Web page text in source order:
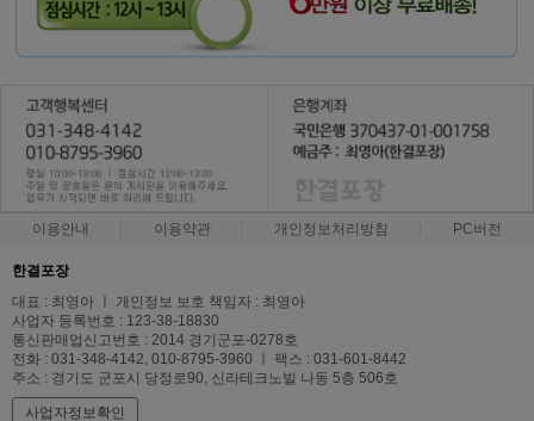
이용안내 이용약관 개인정보처리방침 PC버전
한결포장
대표 : 최영아 ㅣ 개인정보 보호 책임자 : 최영아
사업자 등록번호 : 123-38-18830
통신판매업신고번호 : 2014 경기군포-0278호
전화 : 031-348-4142, 010-8795-3960 ㅣ 팩스 : 031-601-8442
주소 : 경기도 군포시 당정로90, 신라테크노빌 나동 5층 506호
사업자정보확인